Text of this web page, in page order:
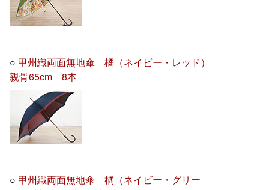
○ 甲州織両面無地傘 橘（ネイビー・レッド）
親骨65cm 8本
○ 甲州織両面無地傘 橘（ネイビー・グリー